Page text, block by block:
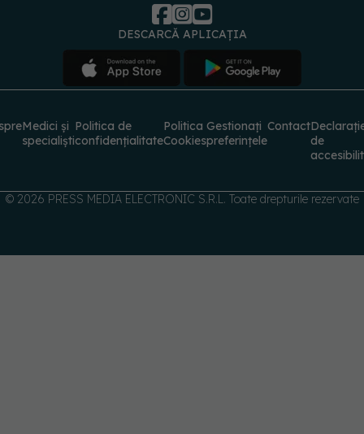
specialiști
Politica de
confidențialitate
Cookies
Gestionați
preferințele
Contact
© 2026 PRESS MEDIA ELECTRONIC S.R.L. Toate drepturile rezervate